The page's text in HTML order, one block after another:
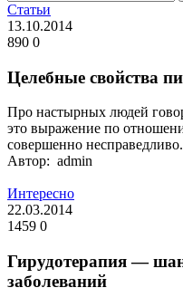
Статьи
13.10.2014
890 0
Целебные свойства
Про настырных людей
это выражение по
совершенно
Автор: admin
Интересно
22.03.2014
1459 0
Гирудотерапия —
заболеваний